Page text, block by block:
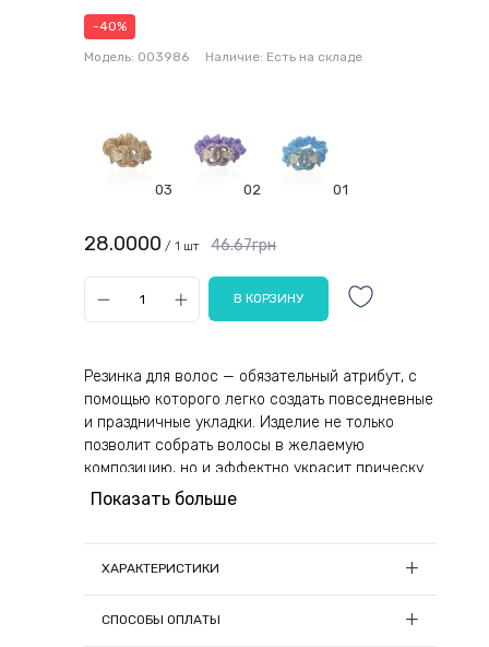
-40%
Модель: 003986 Наличие: Есть на складе
03 02 01
46.67грн
28.0000 / 1 шт
Резинка для волос — обязательный атрибут, с
помощью которого легко создать повседневные
и праздничные укладки. Изделие не только
позволит собрать волосы в желаемую
композицию, но и эффектно украсит прическу.
Даже те, кто с высокой требовательностью
изделием. Благодаря высокому качеству
Показать больше
ХАРАКТЕРИСТИКИ
Количество в упаковке, шт:
СПОСОБЫ ОПЛАТЫ